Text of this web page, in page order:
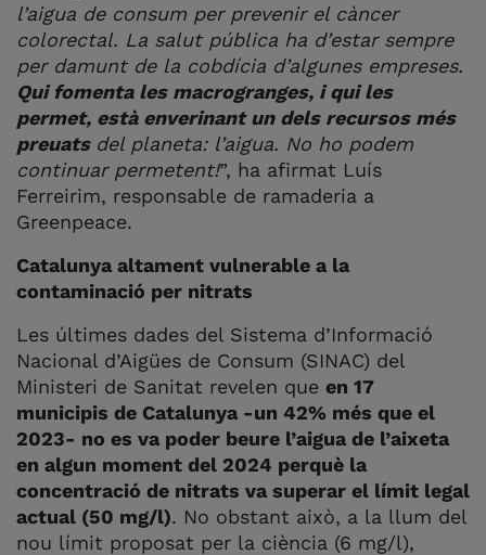
l’aigua de consum per prevenir el càncer
colorectal. La salut pública ha d’estar sempre
per damunt de la cobdícia d’algunes empreses.
Qui fomenta les macrogranges, i qui les
permet, està enverinant un dels recursos més
preuats del planeta: l’aigua. No ho podem
continuar permetent!”, ha afirmat Luís
Ferreirim, responsable de ramaderia a
Greenpeace.
Catalunya altament vulnerable a la
contaminació per nitrats
Les últimes dades del Sistema d’Informació
Nacional d’Aigües de Consum (SINAC) del
Ministeri de Sanitat revelen que en 17
municipis de Catalunya -un 42% més que el
2023- no es va poder beure l’aigua de l’aixeta
en algun moment del 2024 perquè la
concentració de nitrats va superar el límit legal
actual (50 mg/l). No obstant això, a la llum del
nou límit proposat per la ciència (6 mg/l),